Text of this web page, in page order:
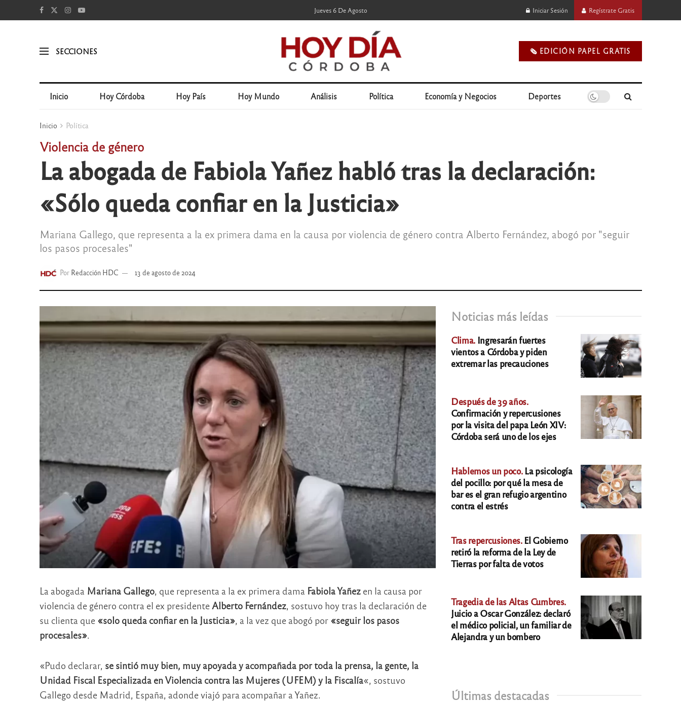
Jueves 6 De Agosto Iniciar Sesión Regístrate Gratis
SECCIONES 🗞️ EDICIÓN PAPEL GRATIS
Inicio Hoy Córdoba Hoy País Hoy Mundo Análisis Política Economía y Negocios Deportes
Inicio Política
Violencia de género
La abogada de Fabiola Yañez habló tras la declaración:
«Sólo queda confiar en la Justicia»
Mariana Gallego, que representa a la ex primera dama en la causa por violencia de género contra Alberto Fernández, abogó por "seguir
los pasos procesales"
Por Redacción HDC 13 de agosto de 2024
La abogada Mariana Gallego, que representa a la ex primera dama Fabiola Yañezen la causa por
violencia de género contra el ex presidente Alberto Fernández, sostuvo hoy tras la declaración de
su clienta que «solo queda confiar en la Justicia», a la vez que abogó por «seguir los pasos
procesales».
«Pudo declarar, se sintió muy bien, muy apoyada y acompañada por toda la prensa, la gente, la
Unidad Fiscal Especializada en Violencia contra las Mujeres (UFEM) y la Fiscalía«, sostuvo
Gallego desde Madrid, España, adonde viajó para acompañar a Yañez.
Noticias más leídas
Clima. Ingresarán fuertes
vientos a Córdoba y piden
extremar las precauciones
Después de 39 años.
Confirmación y repercusiones
por la visita del papa León XIV:
Córdoba será uno de los ejes
Hablemos un poco.La psicología
del pocillo: por qué la mesa de
bar es el gran refugio argentino
contra el estrés
Tras repercusiones.El Gobierno
retiró la reforma de la Ley de
Tierras por falta de votos
Tragedia de las Altas Cumbres.
Juicio a Oscar González: declaró
el médico policial, un familiar de
Alejandra y un bombero
Últimas destacadas